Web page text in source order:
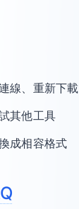
線、重新下載
其他工具
成相容格式